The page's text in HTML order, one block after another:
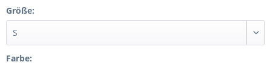
Größe:
Farbe: